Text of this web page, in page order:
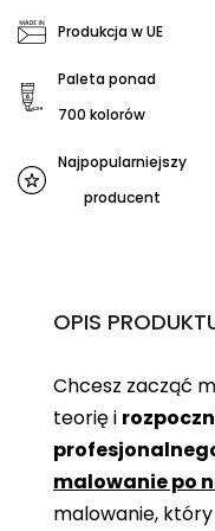
Produkcja w UE
Paleta ponad
700 kolorów
Najpopularniejszy
producent
OPIS
Chcesz zacząć
teorię i
malowanie po
malowanie,